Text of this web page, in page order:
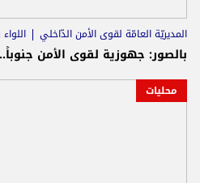
المديريّة العامّة لقوى الأمن الدّاخلي
الانتخابات البلدية والاختيارية
بالصور: جهوزية لقوى الأمن
محليات